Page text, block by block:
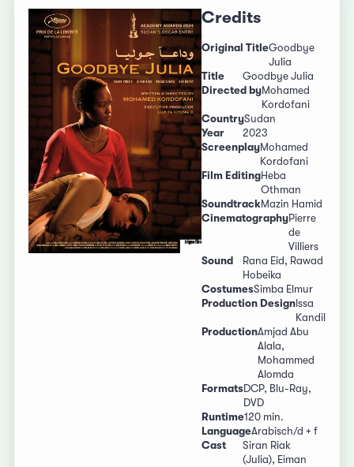
Credits
Original TitleGoodbye
Julia
Title
Goodbye Julia
Directed byMohamed
Kordofani
CountrySudan
Year
2023
ScreenplayMohamed
Kordofani
Film EditingHeba
Othman
SoundtrackMazin Hamid
CinematographyPierre
de
Villiers
Sound
Rana Eid, Rawad
Hobeika
CostumesSimba Elmur
Production Design Issa
Kandil
ProductionAmjad Abu
Alala,
Mohammed
Alomda
FormatsDCP, Blu-Ray,
DVD
Runtime120 min.
LanguageArabisch/d + f
Cast
Siran Riak
(Julia), Eiman